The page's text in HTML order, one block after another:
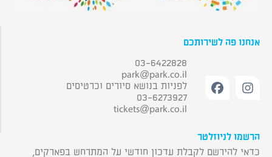
לִנְגִישׁוּת
אנחנו פה לשירותכם
03-6422828
park@park.co.il
לפניות בנושא סיורים וכרטיסים
03-6273927
tickets@park.co.il
הרשמו לניוזלטר
כדאי להירשם לקבלת עדכון חודשי על המתרחש בפארקים,